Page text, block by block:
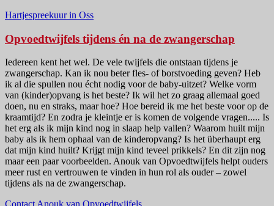
Hartjespreekuur in Oss
Opvoedtwijfels tijdens én na de zwangerschap
Iedereen kent het wel. De vele twijfels die ontstaan tijdens je
zwangerschap. Kan ik nou beter fles- of borstvoeding geven? Heb
ik al die spullen nou écht nodig voor de baby-uitzet? Welke vorm
van (kinder)opvang is het beste? Ik wil het zo graag allemaal goed
doen, nu en straks, maar hoe? Hoe bereid ik me het beste voor op de
kraamtijd? En zodra je kleintje er is komen de volgende vragen..... Is
het erg als ik mijn kind nog in slaap help vallen? Waarom huilt mijn
baby als ik hem ophaal van de kinderopvang? Is het überhaupt erg
dat mijn kind huilt? Krijgt mijn kind teveel prikkels? En dit zijn nog
maar een paar voorbeelden. Anouk van Opvoedtwijfels helpt ouders
meer rust en vertrouwen te vinden in hun rol als ouder – zowel
tijdens als na de zwangerschap.